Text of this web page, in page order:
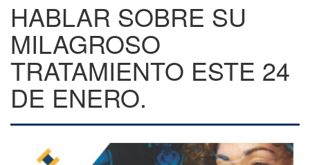
HABLAR SOBRE SU
MILAGROSO
TRATAMIENTO ESTE 24
DE ENERO.